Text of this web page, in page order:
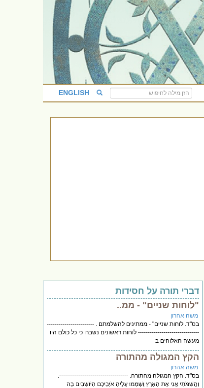
ENGLISH
דברי תורה על חסידות
"לוחות שניים" - ממ..
משה אהרון
בס"ד. לוחות שניים" - ממתינים להשלמתם . ------------------------
------------------------------- לוחות ראשונים נשברו כי כל כולם היו
מעשה האלוהים ב
הקץ המגולה מהתורה
משה אהרון
בס"ד. הקץ המגולה מהתורה. -----------------------------------.
וַהֲשִׁמֹּתִי אֲנִי אֶת הָאָרֶץ וְשָׁמְמוּ עָלֶיהָ אֹיְבֵיכֶם הַיֹּושְׁבִים בָּה